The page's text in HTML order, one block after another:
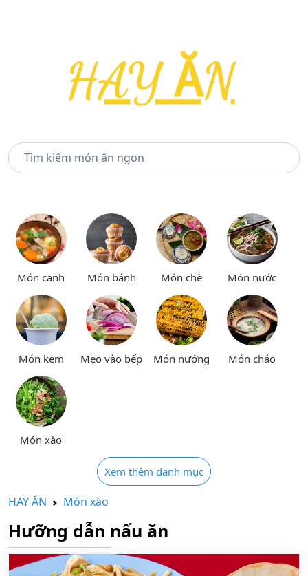
Món canh Món bánh Món chè Món nước
Món kem Mẹo vào bếp Món nướng Món cháo
Món xào
Xem thêm danh mục
HAY ĂN Món xào
Hưỡng dẫn nấu ăn